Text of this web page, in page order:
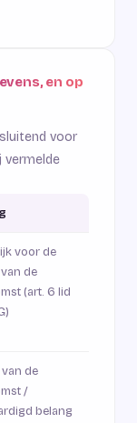
en op
voor
vermelde
voor de
de
(art. 6 lid
de
/
belang